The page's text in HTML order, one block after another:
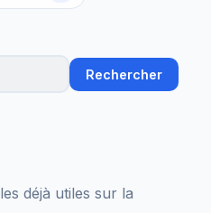
Rechercher
déjà utiles sur la